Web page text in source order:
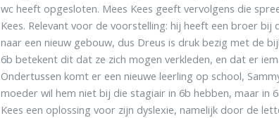
wc heeft opgesloten. Mees Kees geeft vervolgens die
Kees. Relevant voor de voorstelling: hij heeft een broer
naar een nieuw gebouw, dus Dreus is druk bezig met de
6b betekent dit dat ze zich mogen verkleden, en dat er
Ondertussen komt er een nieuwe leerling op school,
moeder wil hem niet bij die stagiair in 6b hebben, maar in
Kees een oplossing voor zijn dyslexie, namelijk door de